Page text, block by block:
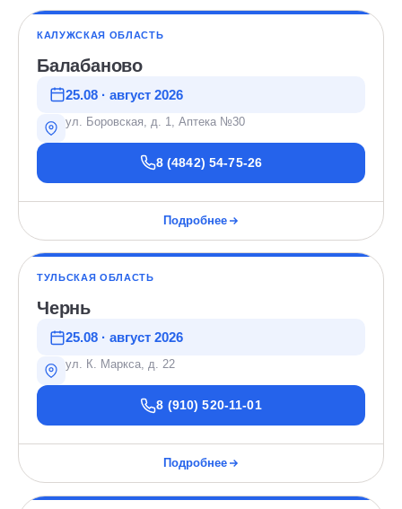
КАЛУЖСКАЯ ОБЛАСТЬ
Балабаново
25.08 · август 2026
ул. Боровская, д. 1, Аптека №30
8 (4842) 54-75-26
Подробнее
ТУЛЬСКАЯ ОБЛАСТЬ
Чернь
25.08 · август 2026
ул. К. Маркса, д. 22
8 (910) 520-11-01
Подробнее